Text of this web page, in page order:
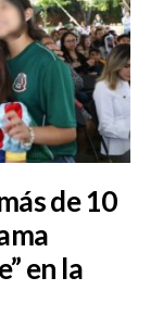
de 10
en la